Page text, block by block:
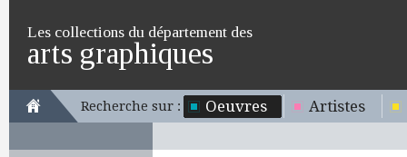
Les collections du département des
arts graphiques
Recherche sur : Oeuvres Artistes